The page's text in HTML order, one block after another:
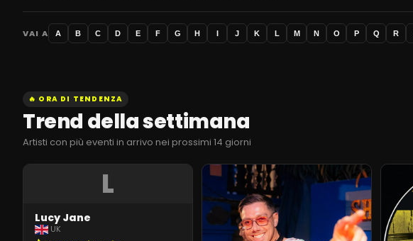
VAI A A B C D E F G H I J K L M N O P Q R
🔥 ORA DI TENDENZA
Trend della settimana
Artisti con più eventi in arrivo nei prossimi 14 giorni
L
Lucy Jane
UK